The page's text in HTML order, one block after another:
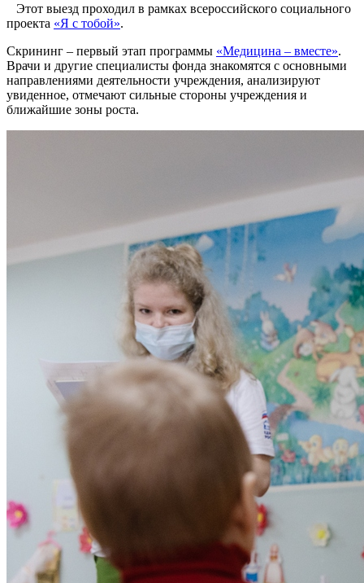
Этот выезд проходил в рамках всероссийского социального
проекта «Я с тобой».
Скрининг – первый этап программы «Медицина – вместе».
Врачи и другие специалисты фонда знакомятся с основными
направлениями деятельности учреждения, анализируют
увиденное, отмечают сильные стороны учреждения и
ближайшие зоны роста.